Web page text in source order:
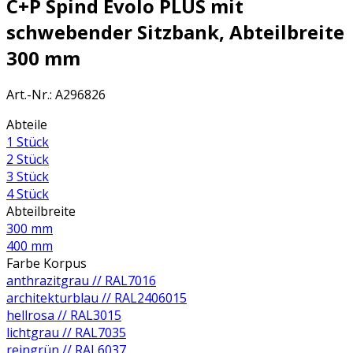
C+P Spind Evolo PLUS mit
schwebender Sitzbank, Abteilbreite
300 mm
Art.-Nr.: A296826
Abteile
1 Stück
2 Stück
3 Stück
4 Stück
Abteilbreite
300 mm
400 mm
Farbe Korpus
anthrazitgrau // RAL7016
architekturblau // RAL2406015
hellrosa // RAL3015
lichtgrau // RAL7035